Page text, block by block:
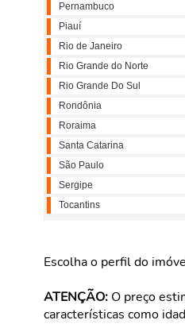
Pernambuco
Piauí
Rio de Janeiro
Rio Grande do Norte
Rio Grande Do Sul
Rondônia
Roraima
Santa Catarina
São Paulo
Sergipe
Tocantins
Escolha o perfil do
ATENÇÃO:O preço
características como